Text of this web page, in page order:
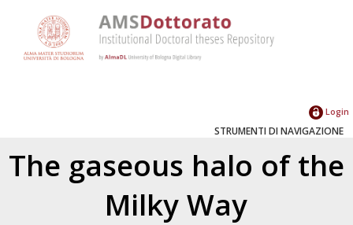
Login
STRUMENTI DI NAVIGAZIONE
The gaseous halo of the
Milky Way